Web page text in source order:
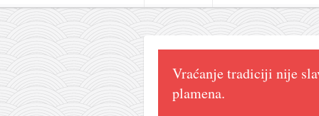
internet poslovanje
ishranom do zdravlja
moj haiku
momenti i mesta
bonus sadržaj
Vraćanje tradiciji nije
plamena.